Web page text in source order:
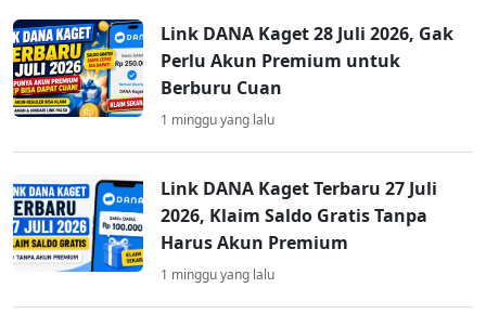
Link DANA Kaget 28 Juli 2026, Gak
Perlu Akun Premium untuk
Berburu Cuan
1 minggu yang lalu
Link DANA Kaget Terbaru 27 Juli
2026, Klaim Saldo Gratis Tanpa
Harus Akun Premium
1 minggu yang lalu